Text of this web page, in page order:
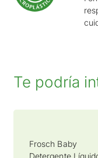
Te podría
Frosch Baby
Detergente